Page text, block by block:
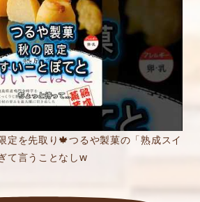
を先取り🍁つるや製菓の「熟成スイ
て言うことなしw